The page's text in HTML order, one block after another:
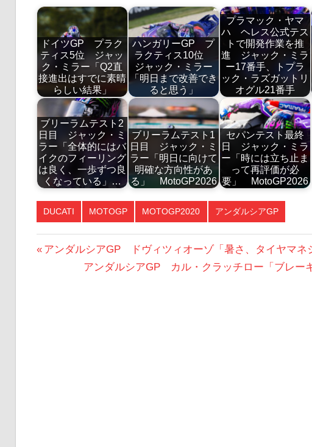
ドイツGP プラク
ティス5位 ジャッ
ク・ミラー「Q2直
接進出はすでに素晴
らしい結果」
ハンガリーGP プ
ラクティス10位
ジャック・ミラー
「明日まで改善でき
ると思う」
プラマック・ヤマ
ハ ヘレス公式テス
トで開発作業を推
進 ジャック・ミラ
ー17番手、トプラ
ック・ラズガットリ
オグル21番手
ブリーラムテスト2
日目 ジャック・ミ
ラー「全体的にはバ
イクのフィーリング
は良く、一歩ずつ良
くなっている」…
ブリーラムテスト1
日目 ジャック・ミ
ラー「明日に向けて
明確な方向性があ
る」 MotoGP2026
セパンテスト最終
日 ジャック・ミラ
ー「時には立ち止ま
って再評価が必
要」 MotoGP2026
DUCATI MOTOGP MOTOGP2020 アンダルシアGP
投
前
アンダルシアGP ドヴィツィオーゾ「暑さ、タイヤマネ
次
アンダルシアGP カル・クラッチロー「ブレー